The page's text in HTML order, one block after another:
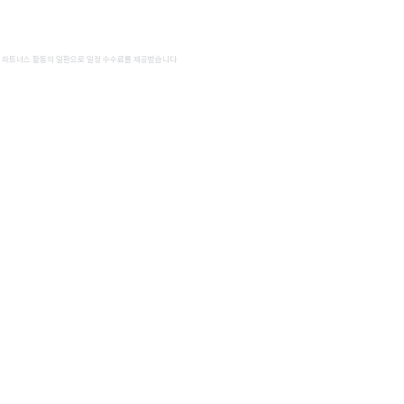
파트너스 활동의 일환으로 일정 수수료를 제공받습니다